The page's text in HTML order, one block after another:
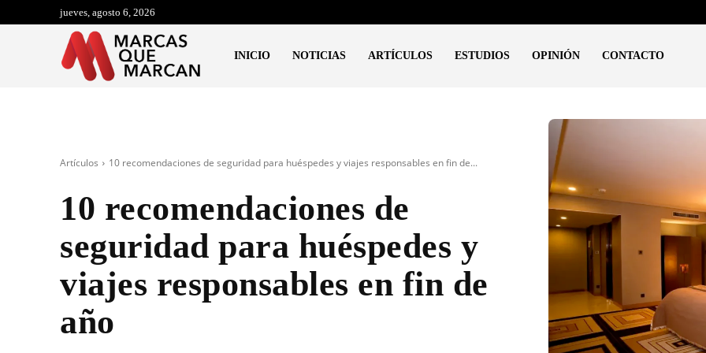
jueves, agosto 6, 2026
INICIO NOTICIAS ARTÍCULOS ESTUDIOS OPINIÓN CONTACTO
Artículos 10 recomendaciones de seguridad para huéspedes y viajes responsables en fin de...
10 recomendaciones de
seguridad para huéspedes y
viajes responsables en fin de
año